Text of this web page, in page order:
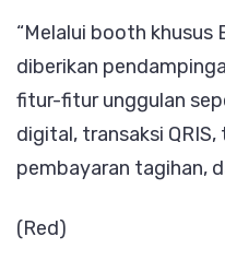
“Melalui booth khusus
diberikan
fitur-fitur unggulan
digital, transaksi
pembayaran tagihan,
(Red)